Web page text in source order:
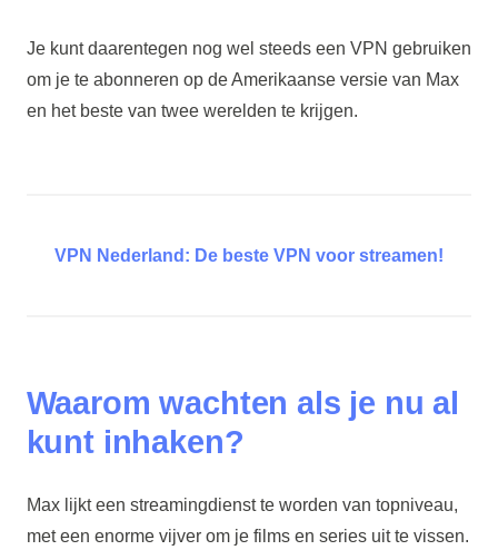
Je kunt daarentegen nog wel steeds een VPN gebruiken
om je te abonneren op de Amerikaanse versie van Max
en het beste van twee werelden te krijgen.
VPN Nederland: De beste VPN voor streamen!
Waarom wachten als je nu al
kunt inhaken?
Max lijkt een streamingdienst te worden van topniveau,
met een enorme vijver om je films en series uit te vissen.